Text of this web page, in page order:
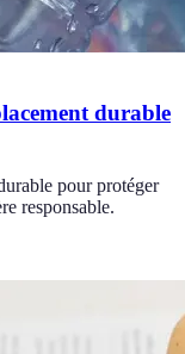
durable
pour protéger
responsable.